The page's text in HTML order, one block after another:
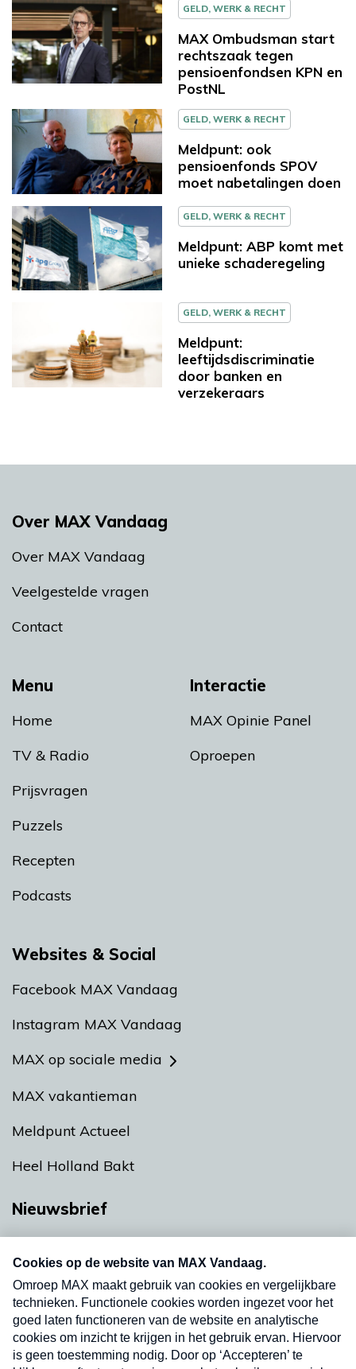
GELD, WERK & RECHT
MAX Ombudsman start
rechtszaak tegen
pensioenfondsen KPN en
PostNL
GELD, WERK & RECHT
Meldpunt: ook
pensioenfonds SPOV
moet nabetalingen doen
GELD, WERK & RECHT
Meldpunt: ABP komt met
unieke schaderegeling
GELD, WERK & RECHT
Meldpunt:
leeftijdsdiscriminatie
door banken en
verzekeraars
Menu
Home
TV & Radio
Prijsvragen
Puzzels
Recepten
Podcasts
Interactie
MAX Opinie Panel
Oproepen
Over MAX Vandaag
Over MAX Vandaag
Veelgestelde vragen
Contact
Websites & Social
Facebook MAX Vandaag
Instagram MAX Vandaag
MAX op sociale media
MAX vakantieman
Meldpunt Actueel
Heel Holland Bakt
Nieuwsbrief
nieuwsbrief. Elke vrijdag- en dinsdagochtend in
uw mailbox.
Verzend